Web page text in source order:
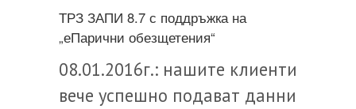
ТРЗ ЗАПИ 8.7 с поддръжка на
„еПарични обезщетения“
08.01.2016г.: нашите клиенти
вече успешно подават данни